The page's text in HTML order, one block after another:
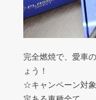
完全燃焼で、愛車
ょう！
☆キャンペーン対